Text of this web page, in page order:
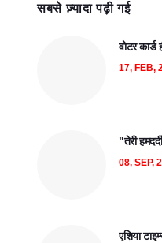
सबसे ज़्यादा पढ़ी गई
वोटर कार्ड
17, FEB,
"तेरी
08, SEP,
एशिया